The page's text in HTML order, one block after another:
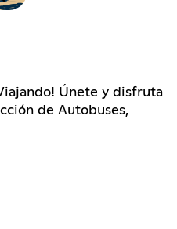
Únete y disfruta
de Autobuses,